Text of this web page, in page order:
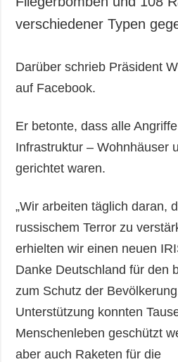
verschiedener Typen
Darüber schrieb Präsident
auf Facebook.
Er betonte, dass alle
Infrastruktur – Wohnhäuser
gerichtet waren.
„Wir arbeiten täglich daran,
russischem Terror zu
erhielten wir einen neuen
Danke Deutschland für den
zum Schutz der
Unterstützung konnten
Menschenleben geschützt
aber auch Raketen für die